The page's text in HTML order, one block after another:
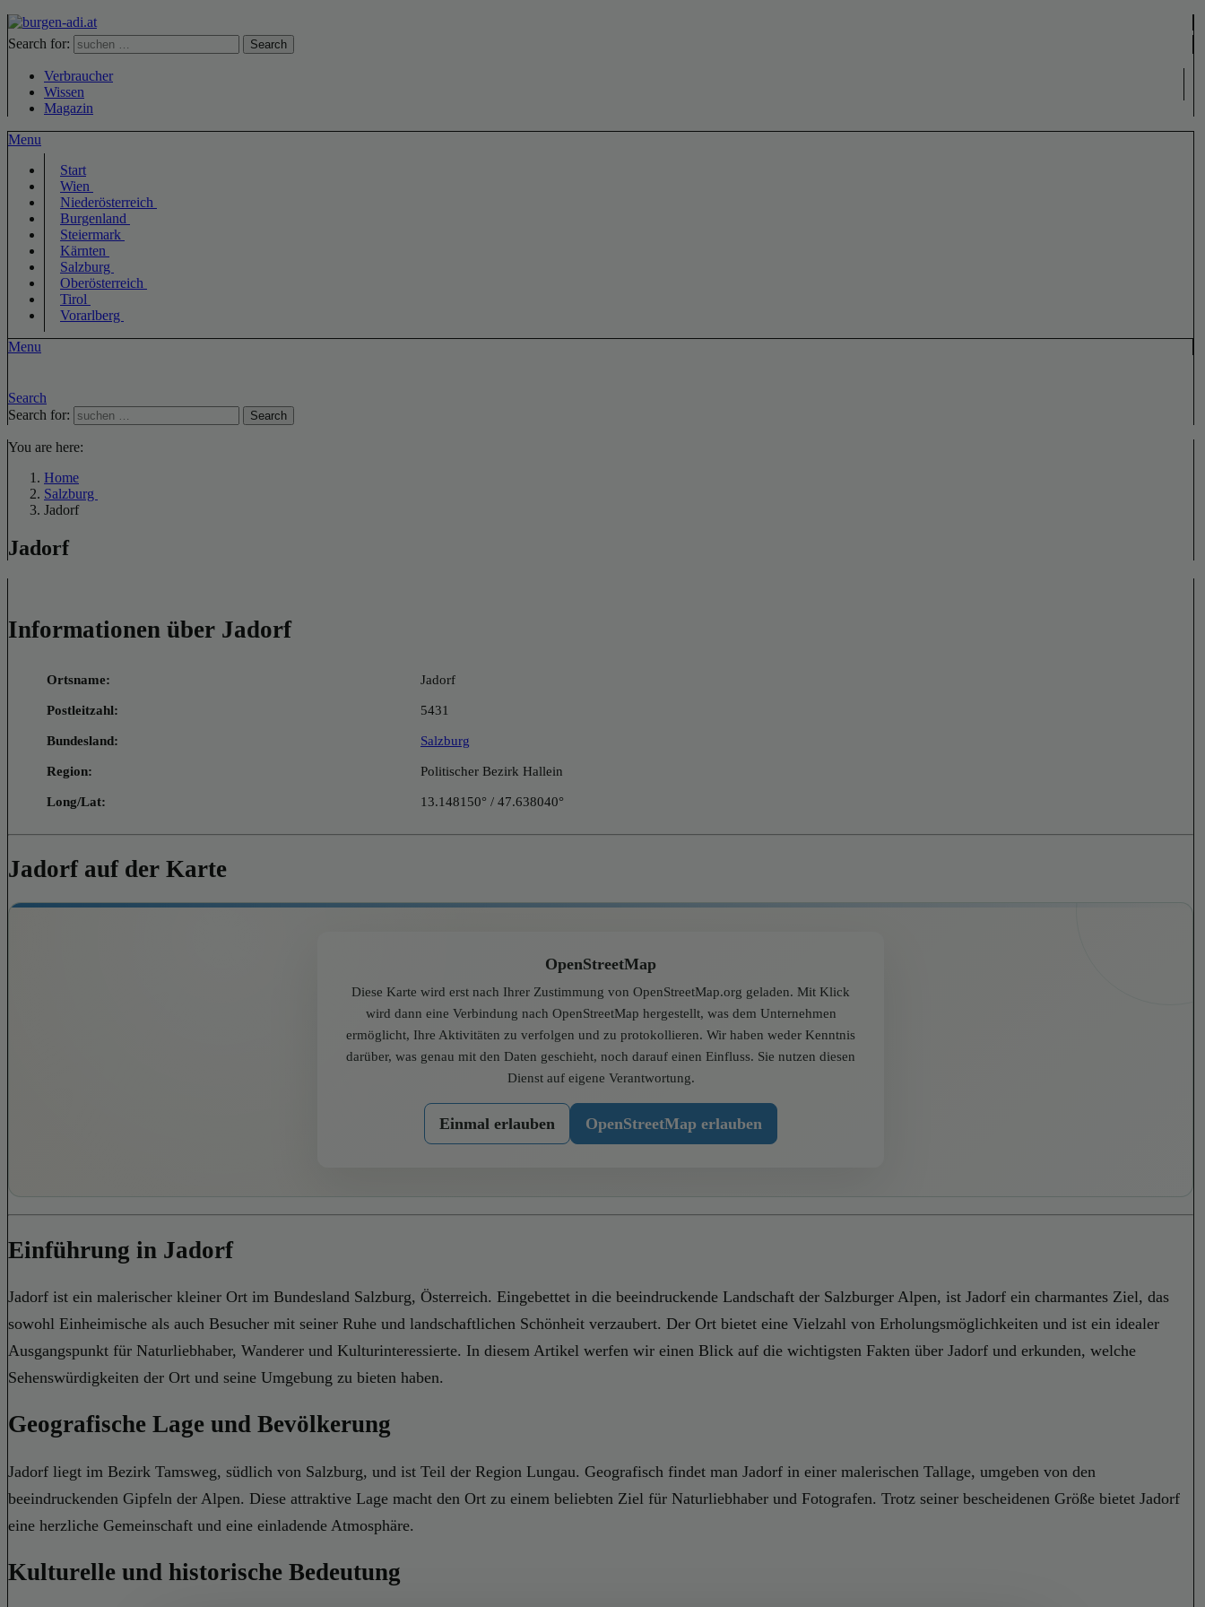
Search for: Search
Verbraucher
Wissen
Magazin
Menu
Start
Wien
Niederösterreich
Burgenland
Steiermark
Kärnten
Salzburg
Oberösterreich
Tirol
Vorarlberg
Menu
Search
Search for:
Search
You are here:
Home
Salzburg
Jadorf
Jadorf
Informationen über Jadorf
Ortsname: Jadorf
Postleitzahl: 5431
Bundesland: Salzburg
Region: Politischer Bezirk Hallein
Long/Lat: 13.148150° / 47.638040°
Jadorf auf der Karte
OpenStreetMap
Diese Karte wird erst nach Ihrer Zustimmung von OpenStreetMap.org geladen. Mit Klick
wird dann eine Verbindung nach OpenStreetMap hergestellt, was dem Unternehmen
ermöglicht, Ihre Aktivitäten zu verfolgen und zu protokollieren. Wir haben weder Kenntnis
darüber, was genau mit den Daten geschieht, noch darauf einen Einfluss. Sie nutzen diesen
Dienst auf eigene Verantwortung.
Einmal erlauben OpenStreetMap erlauben
Einführung in Jadorf
Jadorf ist ein malerischer kleiner Ort im Bundesland Salzburg, Österreich. Eingebettet in die beeindruckende Landschaft der Salzburger Alpen, ist Jadorf ein charmantes Ziel, das
sowohl Einheimische als auch Besucher mit seiner Ruhe und landschaftlichen Schönheit verzaubert. Der Ort bietet eine Vielzahl von Erholungsmöglichkeiten und ist ein idealer
Ausgangspunkt für Naturliebhaber, Wanderer und Kulturinteressierte. In diesem Artikel werfen wir einen Blick auf die wichtigsten Fakten über Jadorf und erkunden, welche
Sehenswürdigkeiten der Ort und seine Umgebung zu bieten haben.
Geografische Lage und Bevölkerung
Jadorf liegt im Bezirk Tamsweg, südlich von Salzburg, und ist Teil der Region Lungau. Geografisch findet man Jadorf in einer malerischen Tallage, umgeben von den
beeindruckenden Gipfeln der Alpen. Diese attraktive Lage macht den Ort zu einem beliebten Ziel für Naturliebhaber und Fotografen. Trotz seiner bescheidenen Größe bietet Jadorf
eine herzliche Gemeinschaft und eine einladende Atmosphäre.
Kulturelle und historische Bedeutung